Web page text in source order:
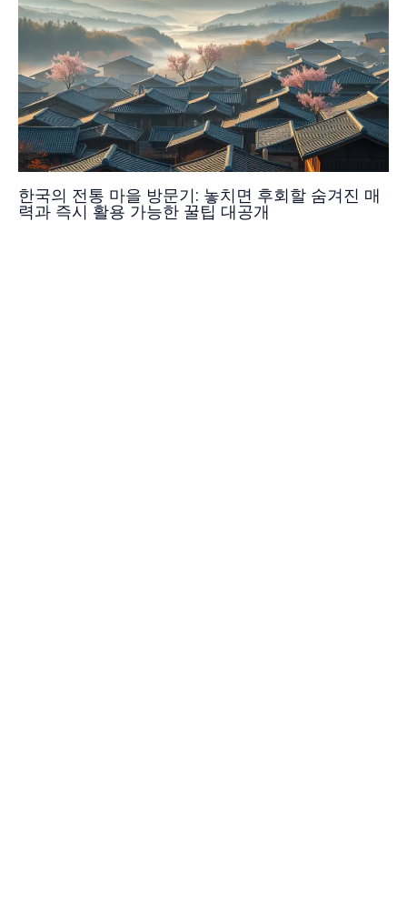
한국의 전통 마을 방문기: 놓치면 후회할 숨겨진 매
력과 즉시 활용 가능한 꿀팁 대공개